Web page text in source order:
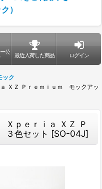
）
公
最近入荷した商品 ログイン
ック
ＸＺ Ｐｒｅｍｉｕｍ モックアッ
ｐｅｒｉａ ＸＺ Ｐ
色セット [SO-04J]